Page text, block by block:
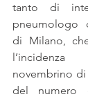
tanto di
pneumologo
di Milano,
novembrino di
del numero